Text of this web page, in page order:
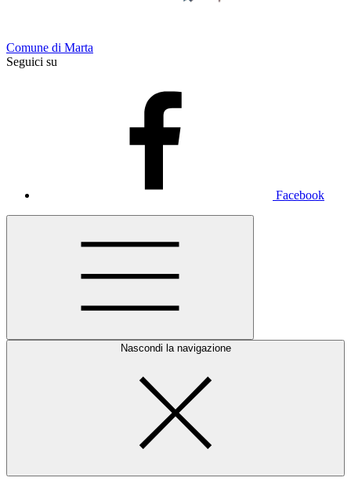
Comune di Marta
Seguici su
Facebook
Nascondi la navigazione